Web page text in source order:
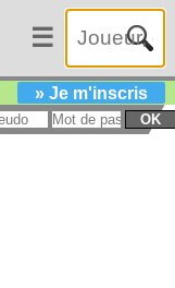
☰
» Je m'inscris
OK